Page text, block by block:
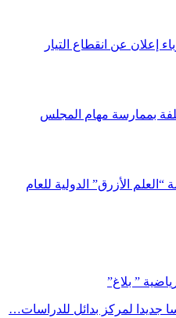
إعلان عن انقطاع التيار
بممارسة مهام المجلس
“العلم الأزرق” الدولية للعام
” بلاغ”
جديدا لمركز بدائل للدراسات…